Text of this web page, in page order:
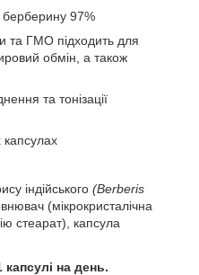
берберину 97%
та ГМО підходить для
обмін, а також
та тонізації
капсулах
індійського (Berberis
(мікрокристалічна
стеарат), капсула
на день.